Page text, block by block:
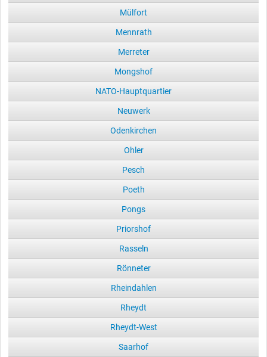
Mülfort
Mennrath
Merreter
Mongshof
NATO-Hauptquartier
Neuwerk
Odenkirchen
Ohler
Pesch
Poeth
Pongs
Priorshof
Rasseln
Rönneter
Rheindahlen
Rheydt
Rheydt-West
Saarhof